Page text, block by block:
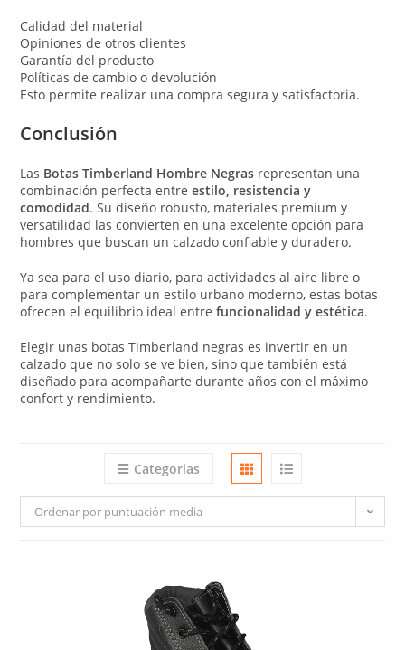
Calidad del material
Opiniones de otros clientes
Garantía del producto
Políticas de cambio o devolución
Esto permite realizar una compra segura y satisfactoria.
Conclusión
Las Botas Timberland Hombre Negras representan una
combinación perfecta entreestilo, resistencia y
comodidad. Su diseño robusto, materiales premium y
versatilidad las convierten en una excelente opción para
hombres que buscan un calzado confiable y duradero.
Ya sea para el uso diario, para actividades al aire libre o
para complementar un estilo urbano moderno, estas botas
ofrecen el equilibrio ideal entrefuncionalidad y estética.
Elegir unas botas Timberland negras es invertir en un
calzado que no solo se ve bien, sino que también está
diseñado para acompañarte durante años con el máximo
confort y rendimiento.
Categorias
Ordenar por puntuación media